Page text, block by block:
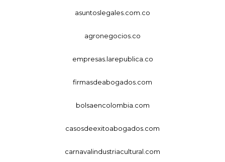
asuntoslegales.com.co
agronegocios.co
empresas.larepublica.co
firmasdeabogados.com
bolsaencolombia.com
casosdeexitoabogados.com
carnavalindustriacultural.com